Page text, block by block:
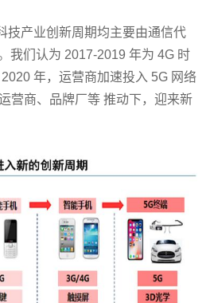
技产业创新周期均主要由通信代
我们认为 2017-2019 年为 4G 时
年，运营商加速投入 5G 网络
营商、品牌厂等 推动下，迎来新